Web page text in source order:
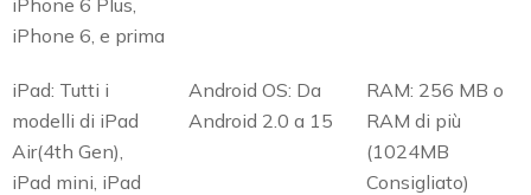
iPhone 6, e prima
iPad: Tutti i
modelli di iPad
Air(4th Gen),
iPad mini, iPad
Android OS: Da
Android 2.0 a 15
RAM: 256 MB o
RAM di più
(1024MB
Consigliato)